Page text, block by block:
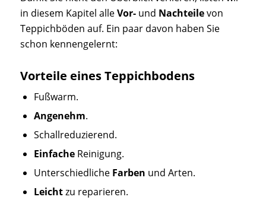
in diesem Kapitel alleVor- und Nachteilevon
Teppichböden auf. Ein paar davon haben Sie
schon kennengelernt:
Vorteile eines Teppichbodens
Fußwarm.
Angenehm.
Schallreduzierend.
EinfacheReinigung.
Unterschiedliche Farben und Arten.
Leichtzu reparieren.